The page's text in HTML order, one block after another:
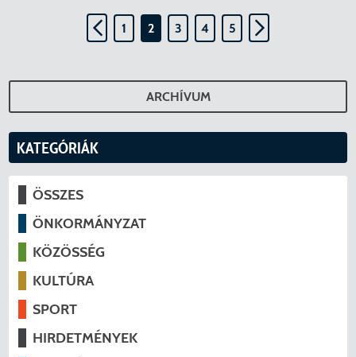
1 2 3 4 5
ARCHÍVUM
KATEGÓRIÁK
ÖSSZES
ÖNKORMÁNYZAT
KÖZÖSSÉG
KULTÚRA
SPORT
HIRDETMÉNYEK